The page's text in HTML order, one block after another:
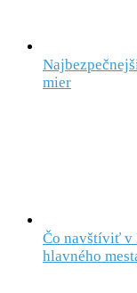
mier
Čo navštíviť v
hlavného